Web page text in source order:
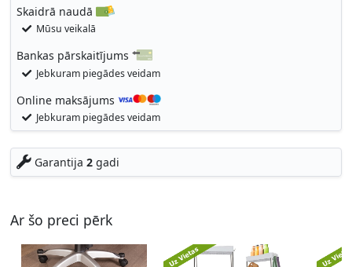
Skaidrā naudā
Mūsu veikalā
Bankas pārskaitījums
Jebkuram piegādes veidam
Online maksājums
Jebkuram piegādes veidam
Garantija 2gadi
Ar šo preci pērk